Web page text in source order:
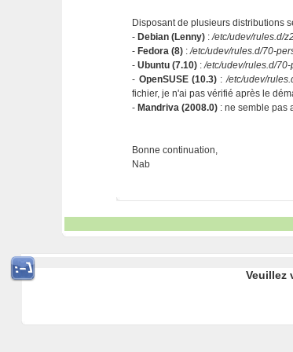
Disposant de plusieurs distributions
- Debian (Lenny) :/etc/udev/rules.d/
- Fedora (8) :/etc/udev/rules.d/70-
-Ubuntu (7.10) :/etc/udev/rules.d/
- OpenSUSE (10.3):/etc/udev/
fichier, je n'ai pas vérifié après le
- Mandriva (2008.0) : ne semble pas
Bonne continuation,
Nab
Veuillez